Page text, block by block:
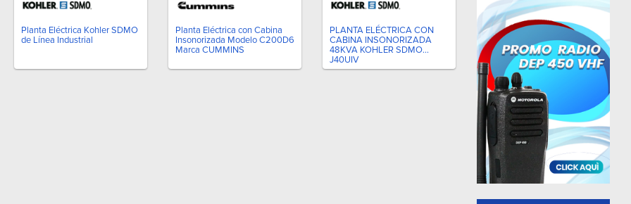
Planta Eléctrica Kohler SDMO
de Línea Industrial
Planta Eléctrica con Cabina
Insonorizada Modelo C200D6
Marca CUMMINS
PLANTA ELÉCTRICA CON
CABINA INSONORIZADA
48KVA KOHLER SDMO
J40UIV